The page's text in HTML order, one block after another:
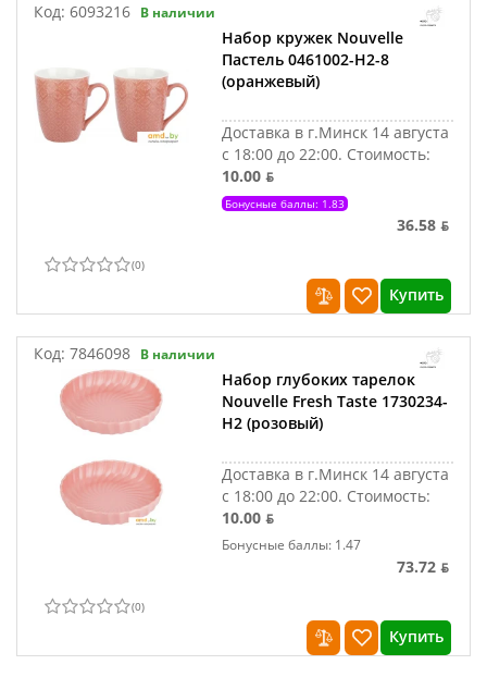
Код: 6093216 В наличии
Набор кружек Nouvelle
Пастель 0461002-Н2-8
(оранжевый)
Доставка в г.Минск 14 августа
с 18:00 до 22:00. Стоимость:
10.00 ƃ
Бонусные баллы: 1.83
36.58 ƃ
(0)
Купить
Код: 7846098 В наличии
Набор глубоких тарелок
Nouvelle Fresh Taste 1730234-
Н2 (розовый)
Доставка в г.Минск 14 августа
с 18:00 до 22:00. Стоимость:
10.00 ƃ
Бонусные баллы: 1.47
73.72 ƃ
(0)
Купить